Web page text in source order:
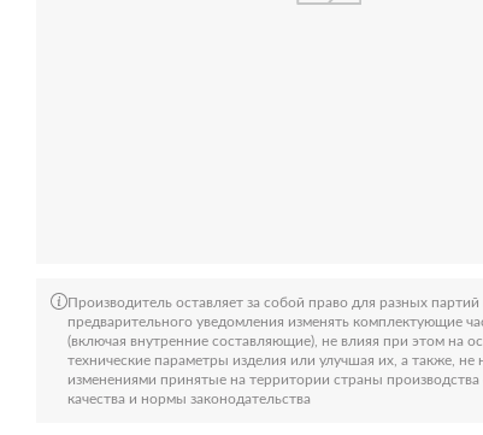
Производитель оставляет за собой право для разных партий
предварительного уведомления изменять комплектующие
(включая внутренние составляющие), не влияя при этом на
технические параметры изделия или улучшая их, а также, не
изменениями принятые на территории страны производства
качества и нормы законодательства